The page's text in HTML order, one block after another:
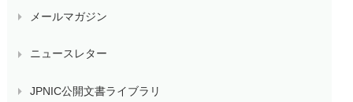
メールマガジン
ニュースレター
JPNIC公開文書ライブラリ